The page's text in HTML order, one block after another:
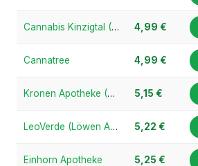
Cannabis Kinzigtal (Schloss-Apotheke Wolfach) 4,99 €
Cannatree 4,99 €
Kronen Apotheke (Kronen-Cannabis.de) 5,15 €
LeoVerde (Löwen Apotheke Neumarkt) 5,22 €
Einhorn Apotheke 5,25 €